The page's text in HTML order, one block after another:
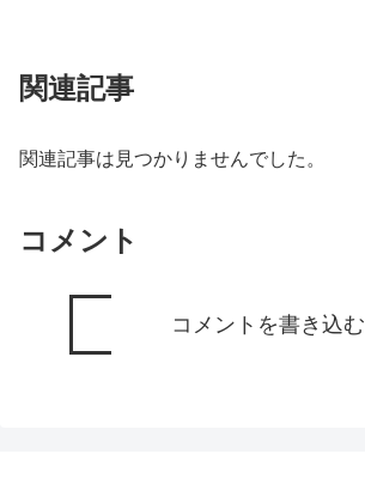
関連記事
関連記事は見つかりませんでした。
コメント
コメントを書き込む